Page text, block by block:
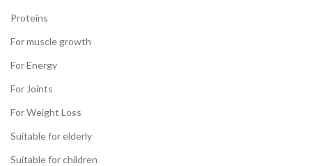
Proteins
For muscle growth
For Energy
For Joints
For Weight Loss
Suitable for elderly
Suitable for children